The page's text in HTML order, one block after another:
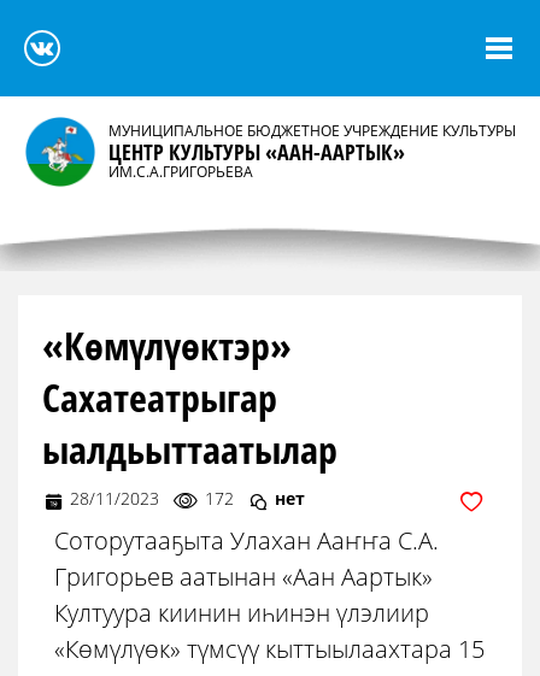
МУНИЦИПАЛЬНОЕ БЮДЖЕТНОЕ УЧРЕЖДЕНИЕ КУЛЬТУРЫ
ЦЕНТР КУЛЬТУРЫ «ААН-ААРТЫК»
ИМ.С.А.ГРИГОРЬЕВА
«Көмүлүөктэр»
Сахатеатрыгар
ыалдьыттаатылар
28/11/2023 172 нет
Соторутааҕыта Улахан Ааҥҥа С.А.
Григорьев аатынан «Аан Аартык»
Култуура киинин иһинэн үлэлиир
«Көмүлүөк» түмсүү кыттыылаахтара 15